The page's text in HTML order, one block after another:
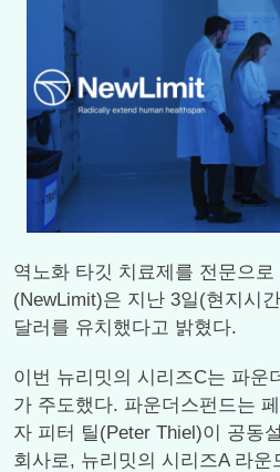
역노화 타깃 치료제를 전문으
(NewLimit)은 지난 3일(현지시
달러를 유치했다고 밝혔다.
이번 뉴리밋의 시리즈C는 파운
가 주도했다. 파운더스펀드는
자 피터 틸(Peter Thiel)이 공동
회사로, 뉴리밋의 시리즈A 라